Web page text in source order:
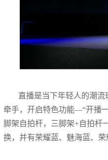
直播是当下年轻人的潮
牵手，开启特色功能—“开播
脚架自拍杆，三脚架+自拍杆
换，并有荣耀蓝、魅海蓝、荣